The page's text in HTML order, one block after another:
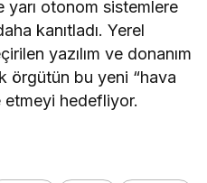
yarı otonom sistemlere
kanıtladı. Yerel
yazılım ve donanım
örgütün bu yeni “hava
etmeyi hedefliyor.